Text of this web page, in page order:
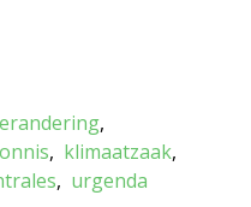
klimaatzaak
urgenda